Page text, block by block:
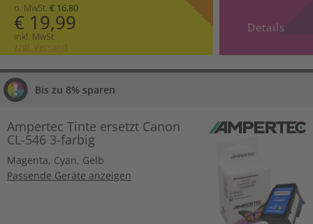
o. MwSt. € 16,80
€ 19,99
inkl. MwSt.
zzgl. Versand
Details
Bis zu 8% sparen
Ampertec Tinte ersetzt Canon
CL-546 3-farbig
Magenta, Cyan, Gelb
Passende Geräte anzeigen